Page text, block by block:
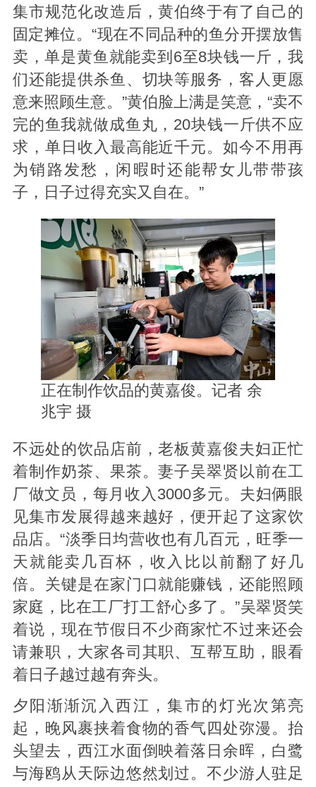
集市规范化改造后，黄伯终于有了自己的
固定摊位。“现在不同品种的鱼分开摆放售
卖，单是黄鱼就能卖到6至8块钱一斤，我
们还能提供杀鱼、切块等服务，客人更愿
意来照顾生意。”黄伯脸上满是笑意，“卖不
完的鱼我就做成鱼丸，20块钱一斤供不应
求，单日收入最高能近千元。如今不用再
为销路发愁，闲暇时还能帮女儿带带孩
子，日子过得充实又自在。”
正在制作饮品的黄嘉俊。记者 余
兆宇 摄
不远处的饮品店前，老板黄嘉俊夫妇正忙
着制作奶茶、果茶。妻子吴翠贤以前在工
厂做文员，每月收入3000多元。夫妇俩眼
见集市发展得越来越好，便开起了这家饮
品店。“淡季日均营收也有几百元，旺季一
天就能卖几百杯，收入比以前翻了好几
倍。关键是在家门口就能赚钱，还能照顾
家庭，比在工厂打工舒心多了。”吴翠贤笑
着说，现在节假日不少商家忙不过来还会
请兼职，大家各司其职、互帮互助，眼看
着日子越过越有奔头。
夕阳渐渐沉入西江，集市的灯光次第亮
起，晚风裹挟着食物的香气四处弥漫。抬
头望去，西江水面倒映着落日余晖，白鹭
与海鸥从天际边悠然划过。不少游人驻足